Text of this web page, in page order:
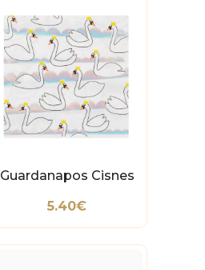
Guardanapos Cisnes
5.40€